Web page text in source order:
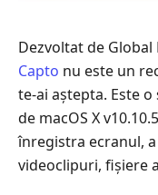
Dezvoltat de
Capto nu este un
te-ai aștepta. Este
de macOS X
înregistra ecranul,
videoclipuri, fișiere